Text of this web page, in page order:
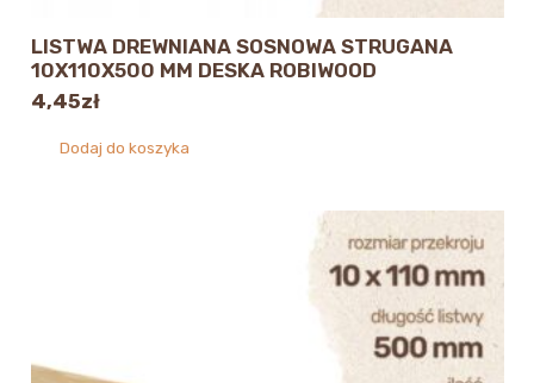
LISTWA DREWNIANA SOSNOWA STRUGANA
10X110X500 MM DESKA ROBIWOOD
4,45zł
Dodaj do koszyka